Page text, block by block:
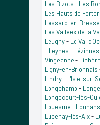
Les Bizots - Les
Les Hauts de
Lessard-en-Bresse
Les Vallées de la
Leugny- Le Val
- Leynes - Lézinnes
Vingeanne -
Ligny-en-Brionnais
Lindry- L'Isle-sur-
Longchamp -
Longecourt-lès-
Louesme - Louhans
Lucenay-lès-Aix-